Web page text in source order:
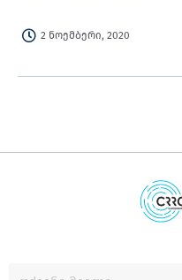
2 ნოემბერი, 2020